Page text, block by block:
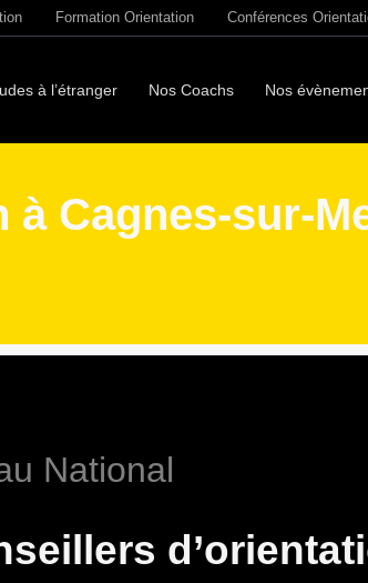
Formation Orientation Conférences
à l’étranger Nos Coachs Nos
Cagnes-sur-
National